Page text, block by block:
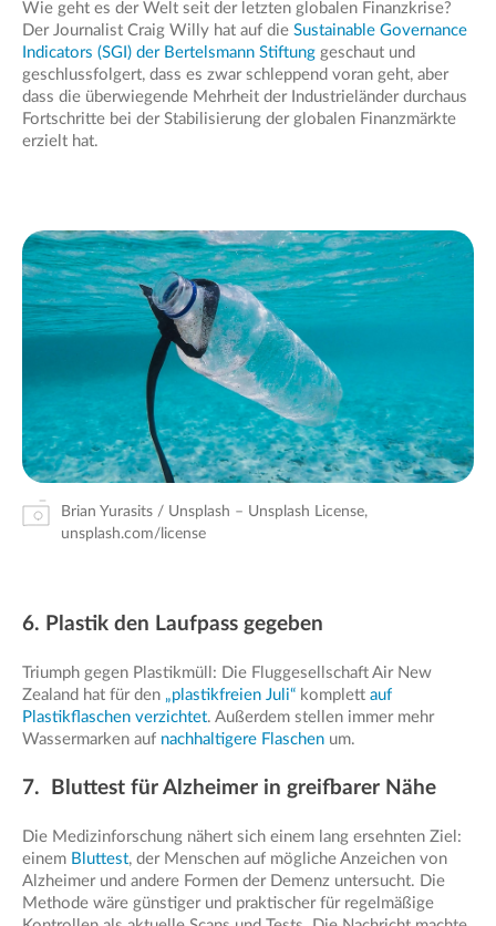
Wie geht es der Welt seit der letzten globalen Finanzkrise?
Der Journalist Craig Willy hat auf die Sustainable Governance
Indicators (SGI) der Bertelsmann Stiftung geschaut und
geschlussfolgert, dass es zwar schleppend voran geht, aber
dass die überwiegende Mehrheit der Industrieländer durchaus
Fortschritte bei der Stabilisierung der globalen Finanzmärkte
erzielt hat.
Brian Yurasits / Unsplash – Unsplash License,
unsplash.com/license
6. Plastik den Laufpass gegeben
Triumph gegen Plastikmüll: Die Fluggesellschaft Air New
Zealand hat für den „plastikfreien Juli“ komplett auf
Plastikflaschen verzichtet. Außerdem stellen immer mehr
Wassermarken auf nachhaltigere Flaschen um.
7. Bluttest für Alzheimer in greifbarer Nähe
Die Medizinforschung nähert sich einem lang ersehnten Ziel:
einem Bluttest, der Menschen auf mögliche Anzeichen von
Alzheimer und andere Formen der Demenz untersucht. Die
Methode wäre günstiger und praktischer für regelmäßige